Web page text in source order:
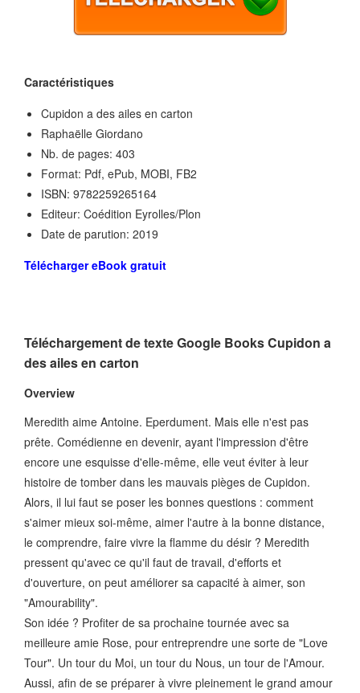
Caractéristiques
Cupidon a des ailes en carton
Raphaëlle Giordano
Nb. de pages: 403
Format: Pdf, ePub, MOBI, FB2
ISBN: 9782259265164
Editeur: Coédition Eyrolles/Plon
Date de parution: 2019
Télécharger eBook gratuit
Téléchargement de texte Google Books Cupidon a
des ailes en carton
Overview
Meredith aime Antoine. Eperdument. Mais elle n'est pas
prête. Comédienne en devenir, ayant l'impression d'être
encore une esquisse d'elle-même, elle veut éviter à leur
histoire de tomber dans les mauvais pièges de Cupidon.
Alors, il lui faut se poser les bonnes questions : comment
s'aimer mieux soi-même, aimer l'autre à la bonne distance,
le comprendre, faire vivre la flamme du désir ? Meredith
pressent qu'avec ce qu'il faut de travail, d'efforts et
d'ouverture, on peut améliorer sa capacité à aimer, son
"Amourability".
Son idée ? Profiter de sa prochaine tournée avec sa
meilleure amie Rose, pour entreprendre une sorte de "Love
Tour". Un tour du Moi, un tour du Nous, un tour de l'Amour.
Aussi, afin de se préparer à vivre pleinement le grand amour